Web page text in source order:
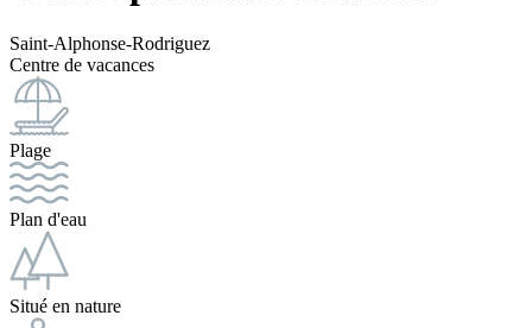
Saint-Alphonse-Rodriguez
Centre de vacances
Plage
Plan d'eau
Situé en nature